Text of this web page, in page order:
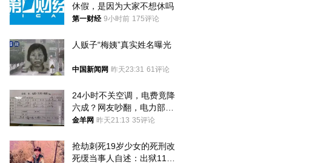
休假，是因为大家不想休吗
第一财经 9小时前 175评论
人贩子“梅姨”真实姓名曝光
中国新闻网 昨天23:31 61评论
24小时不关空调，电费竟降
六成？网友吵翻，电力部门
回应→
金羊网 昨天21:13 35评论
抢劫刺死19岁少女的死刑改
死缓当事人自述：出狱11年